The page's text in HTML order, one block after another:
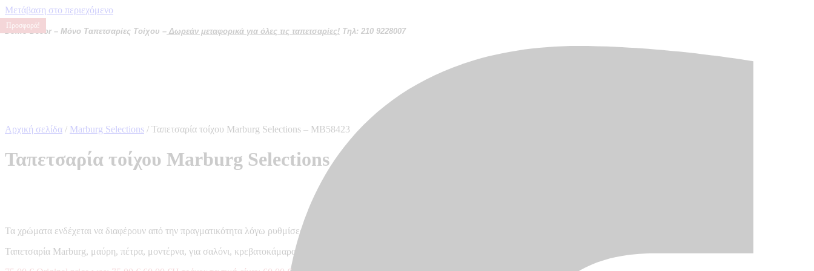
Μετάβαση στο περιεχόμενο
Domo Decor – Μόνο Ταπετσαρίες Τοίχου – Δωρεάν μεταφορικά για όλες τις ταπετσαρίες! Τηλ: 210 9228007
Αρχική σελίδα / Marburg Selections / Ταπετσαρία τοίχου Marburg Selections – MB58423
Ταπετσαρία τοίχου Marburg Selections – MB58423
Τα χρώματα ενδέχεται να διαφέρουν από την πραγματικότητα λόγω ρυθμίσεων κάθε οθόνης
Ταπετσαρία Marburg, μαύρη, πέτρα, μοντέρνα, για σαλόνι, κρεβατοκάμαρα, κουζίνα – Made in Germany, 10.05 x 0.53 m
Προσφορά!
Προσφορά!
Προσφορά!
Προσφορά!